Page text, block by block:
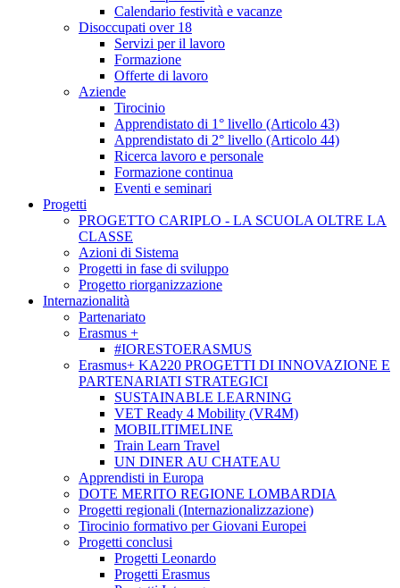
Calendario festività e vacanze
Disoccupati over 18
Servizi per il lavoro
Formazione
Offerte di lavoro
Aziende
Tirocinio
Apprendistato di 1° livello (Articolo 43)
Apprendistato di 2° livello (Articolo 44)
Ricerca lavoro e personale
Formazione continua
Eventi e seminari
Progetti
PROGETTO CARIPLO - LA SCUOLA OLTRE LA
CLASSE
Azioni di Sistema
Progetti in fase di sviluppo
Progetto riorganizzazione
Internazionalità
Partenariato
Erasmus +
#IORESTOERASMUS
Erasmus+ KA220 PROGETTI DI INNOVAZIONE E
PARTENARIATI STRATEGICI
SUSTAINABLE LEARNING
VET Ready 4 Mobility (VR4M)
MOBILITIMELINE
Train Learn Travel
UN DINER AU CHATEAU
Apprendisti in Europa
DOTE MERITO REGIONE LOMBARDIA
Progetti regionali (Internazionalizzazione)
Tirocinio formativo per Giovani Europei
Progetti conclusi
Progetti Leonardo
Progetti Erasmus